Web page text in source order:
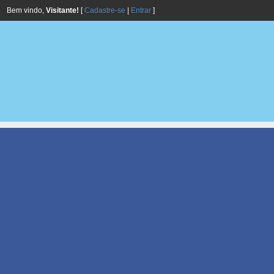
Bem vindo, Visitante! [Cadastre-se Entrar ]